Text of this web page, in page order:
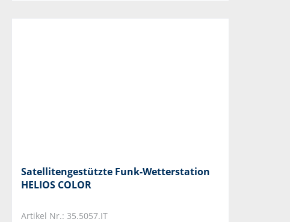
Satellitengestützte Funk-Wetterstation
HELIOS COLOR
Artikel Nr.: 35.5057.IT